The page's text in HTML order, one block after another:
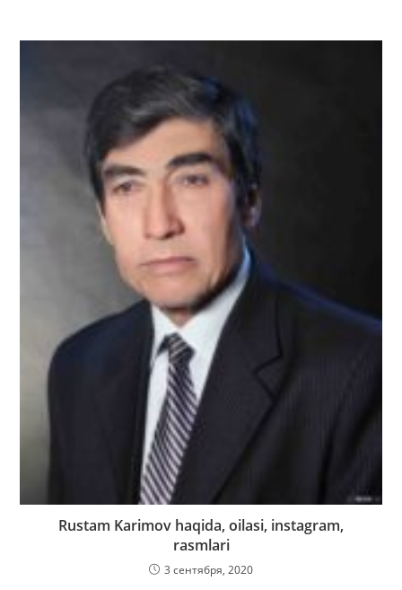
Rustam Karimov haqida, oilasi, instagram,
rasmlari
3 сентября, 2020